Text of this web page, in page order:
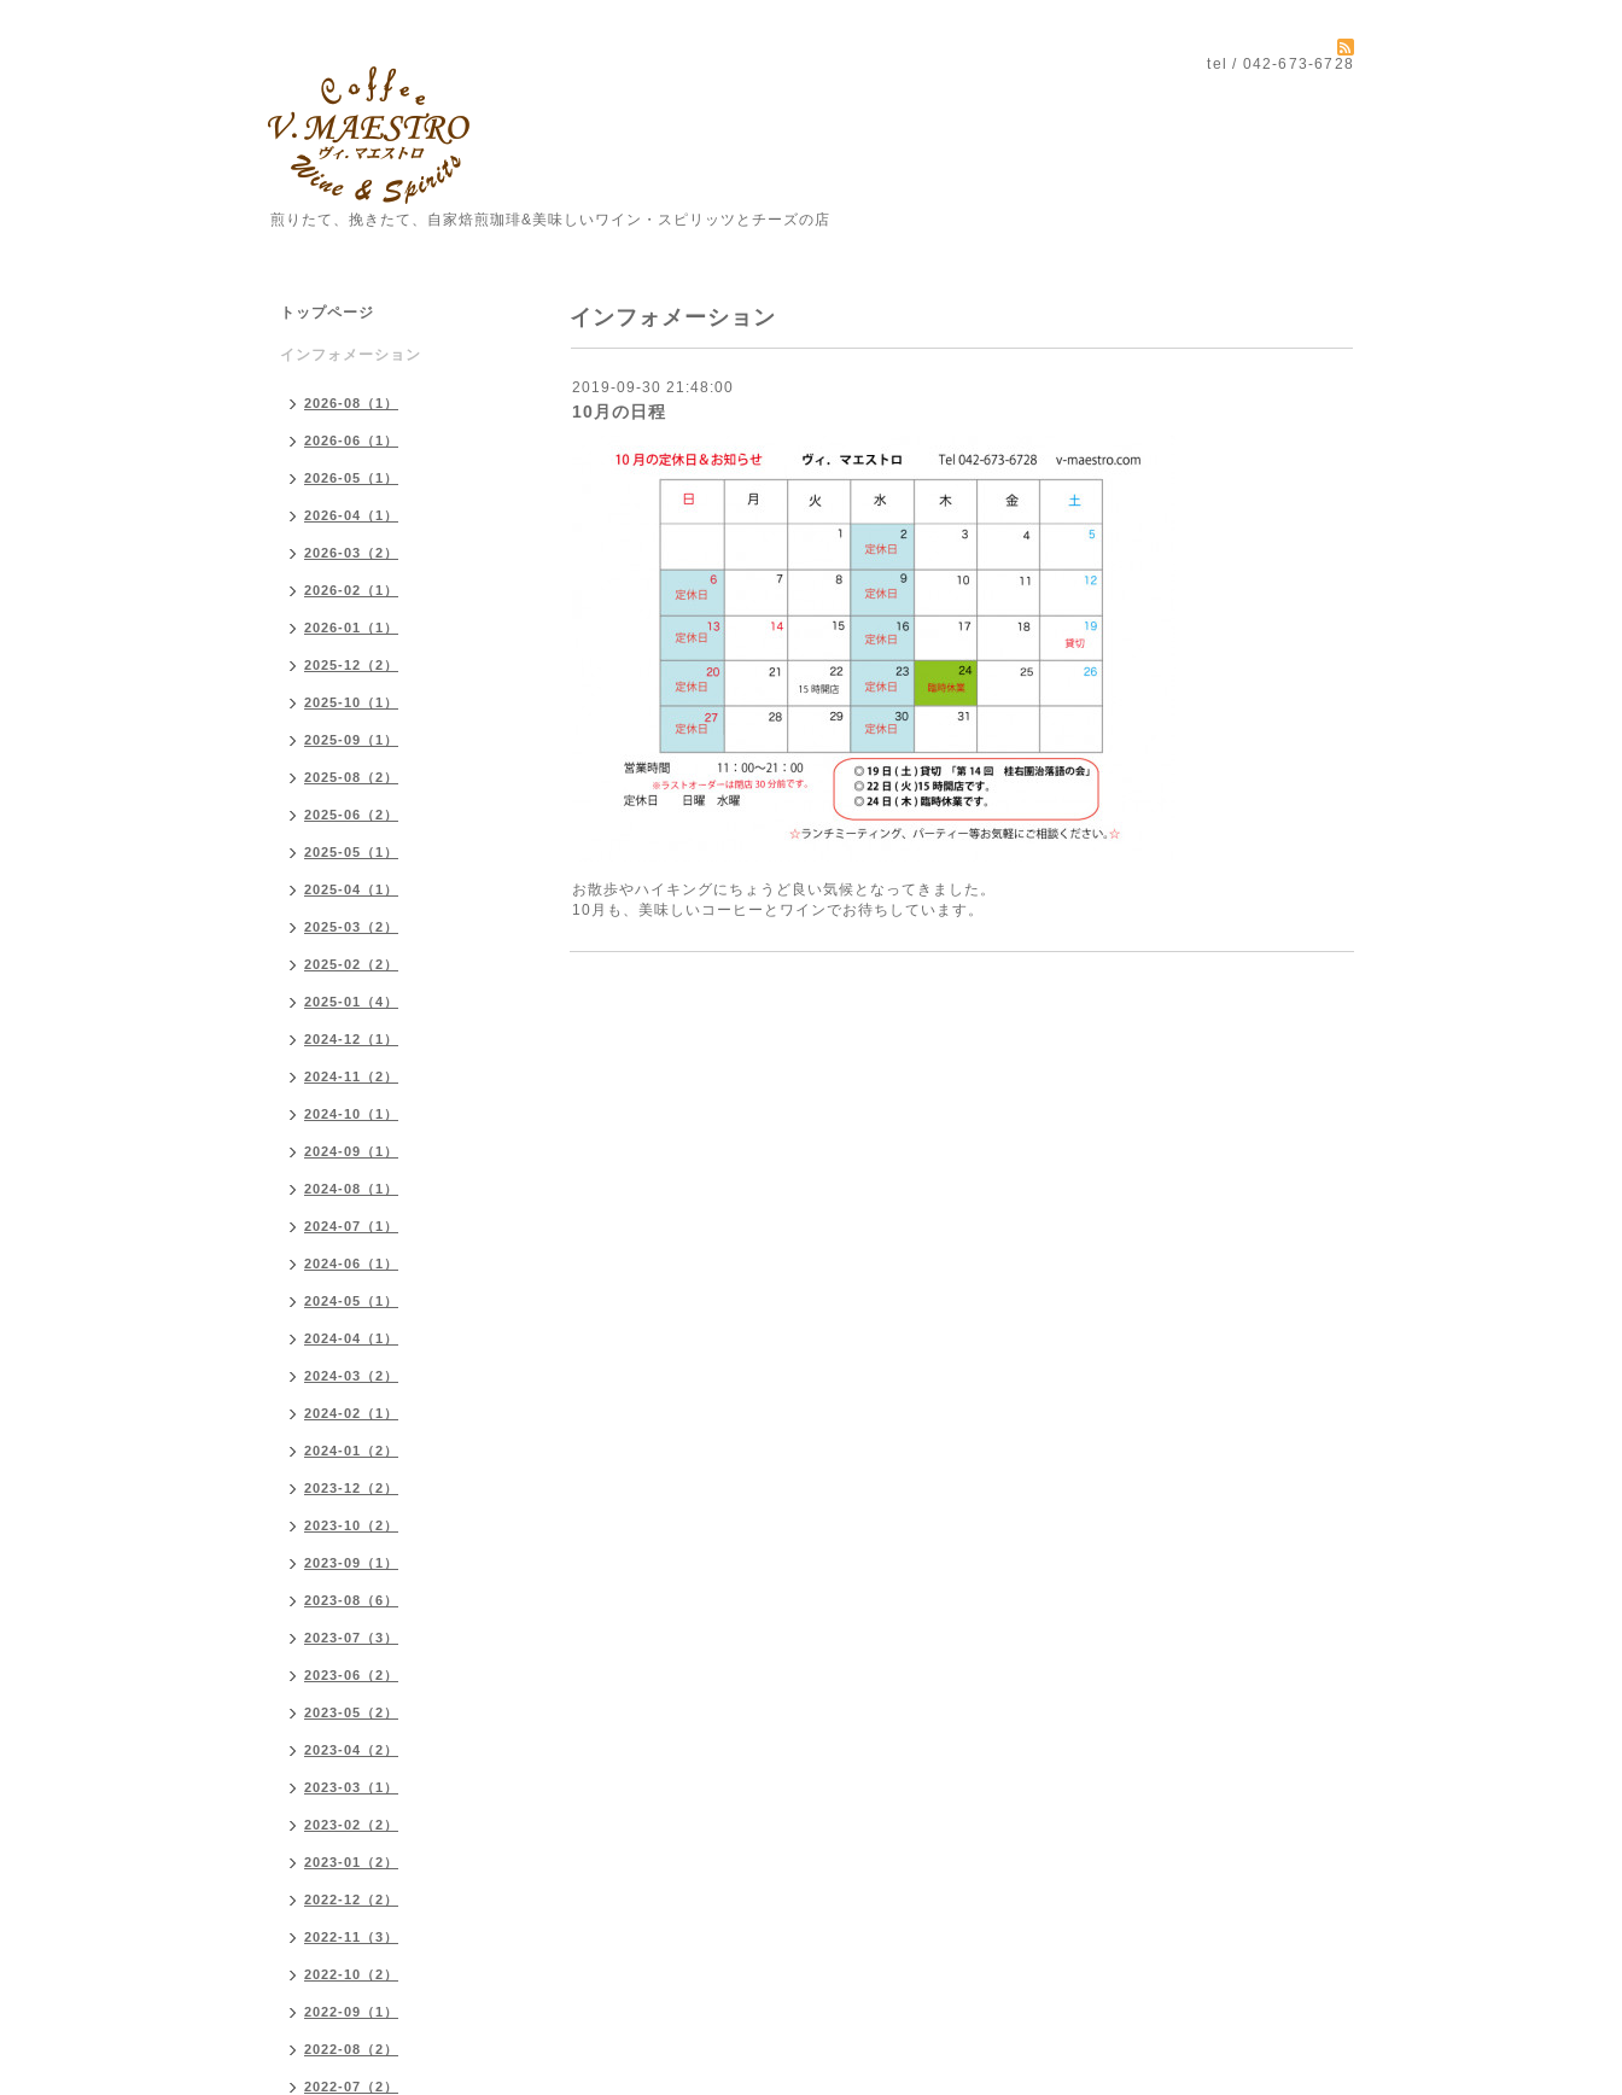
tel / 042-673-6728
煎りたて、挽きたて、自家焙煎珈琲&美味しいワイン・スピリッツとチーズの店
インフォメーション
2019-09-30 21:48:00
10月の日程
お散歩やハイキングにちょうど良い気候となってきました。
10月も、美味しいコーヒーとワインでお待ちしています。
トップページ
インフォメーション
2026-08（1）
2026-06（1）
2026-05（1）
2026-04（1）
2026-03（2）
2026-02（1）
2026-01（1）
2025-12（2）
2025-10（1）
2025-09（1）
2025-08（2）
2025-06（2）
2025-05（1）
2025-04（1）
2025-03（2）
2025-02（2）
2025-01（4）
2024-12（1）
2024-11（2）
2024-10（1）
2024-09（1）
2024-08（1）
2024-07（1）
2024-06（1）
2024-05（1）
2024-04（1）
2024-03（2）
2024-02（1）
2024-01（2）
2023-12（2）
2023-10（2）
2023-09（1）
2023-08（6）
2023-07（3）
2023-06（2）
2023-05（2）
2023-04（2）
2023-03（1）
2023-02（2）
2023-01（2）
2022-12（2）
2022-11（3）
2022-10（2）
2022-09（1）
2022-08（2）
2022-07（2）